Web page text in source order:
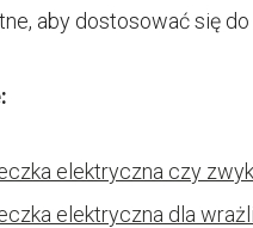
aby dostosować się do
elektryczna czy
elektryczna dla